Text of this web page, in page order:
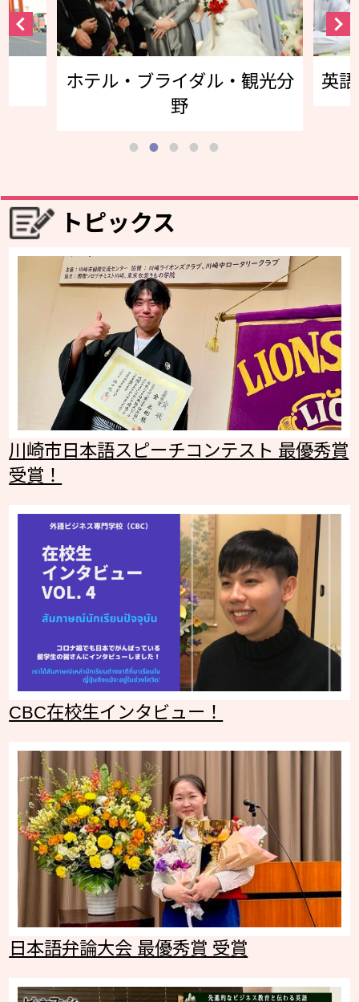
ホテル・ブライダル・観光分
野
英
トピックス
川崎市日本語スピーチコンテスト 最優秀賞
受賞！
CBC在校生インタビュー！
日本語弁論大会 最優秀賞 受賞